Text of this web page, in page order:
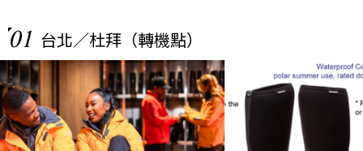
01 台北／杜拜（轉機點）